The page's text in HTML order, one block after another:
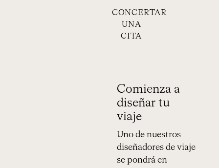
CONCERTAR
UNA
CITA
Comienza a
diseñar tu
viaje
Uno de nuestros
diseñadores de viaje
se pondrá en